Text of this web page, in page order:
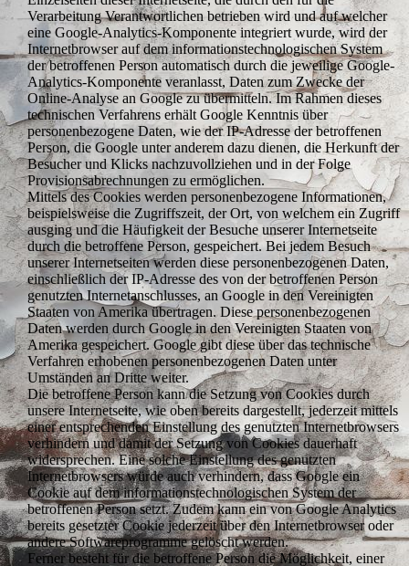
Verarbeitung Verantwortlichen betrieben wird und auf welcher
eine Google-Analytics-Komponente integriert wurde, wird der
Internetbrowser auf dem informationstechnologischen System
der betroffenen Person automatisch durch die jeweilige Google-
Analytics-Komponente veranlasst, Daten zum Zwecke der
Online-Analyse an Google zu übermitteln. Im Rahmen dieses
technischen Verfahrens erhält Google Kenntnis über
personenbezogene Daten, wie der IP-Adresse der betroffenen
Person, die Google unter anderem dazu dienen, die Herkunft der
Besucher und Klicks nachzuvollziehen und in der Folge
Provisionsabrechnungen zu ermöglichen.
Mittels des Cookies werden personenbezogene Informationen,
beispielsweise die Zugriffszeit, der Ort, von welchem ein Zugriff
ausging und die Häufigkeit der Besuche unserer Internetseite
durch die betroffene Person, gespeichert. Bei jedem Besuch
unserer Internetseiten werden diese personenbezogenen Daten,
einschließlich der IP-Adresse des von der betroffenen Person
genutzten Internetanschlusses, an Google in den Vereinigten
Staaten von Amerika übertragen. Diese personenbezogenen
Daten werden durch Google in den Vereinigten Staaten von
Amerika gespeichert. Google gibt diese über das technische
Verfahren erhobenen personenbezogenen Daten unter
Umständen an Dritte weiter.
Die betroffene Person kann die Setzung von Cookies durch
unsere Internetseite, wie oben bereits dargestellt, jederzeit mittels
einer entsprechenden Einstellung des genutzten Internetbrowsers
verhindern und damit der Setzung von Cookies dauerhaft
widersprechen. Eine solche Einstellung des genutzten
Internetbrowsers würde auch verhindern, dass Google ein
Cookie auf dem informationstechnologischen System der
betroffenen Person setzt. Zudem kann ein von Google Analytics
bereits gesetzter Cookie jederzeit über den Internetbrowser oder
andere Softwareprogramme gelöscht werden.
Ferner besteht für die betroffene Person die Möglichkeit, einer